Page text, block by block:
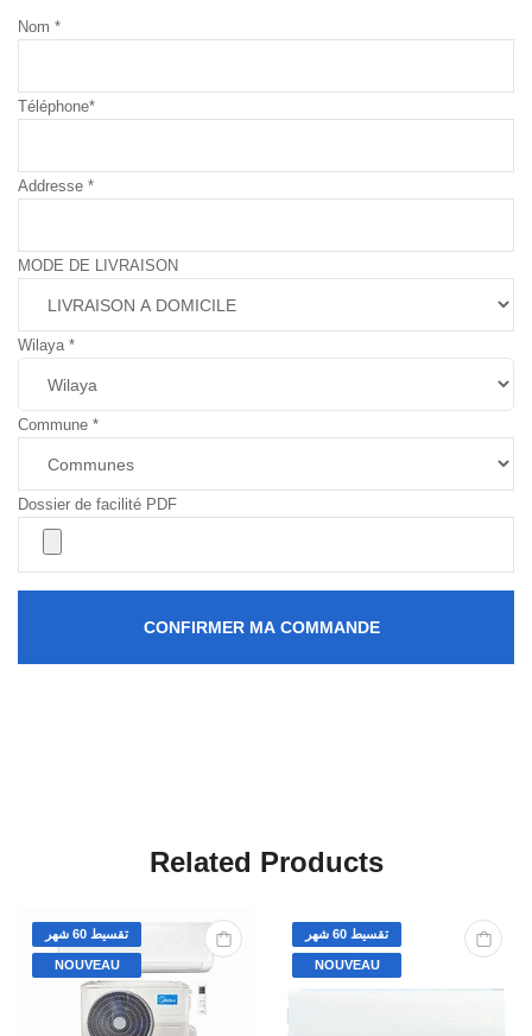
Nom *
Téléphone*
Addresse *
MODE DE LIVRAISON
Wilaya *
Commune *
Dossier de facilité PDF
CONFIRMER MA COMMANDE
Related Products
تقسيط 60 شهر
NOUVEAU
تقسيط 60 شهر
NOUVEAU